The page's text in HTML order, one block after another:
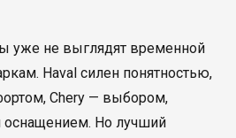
уже не выглядят временной
Haval силен понятностью,
Chery — выбором,
оснащением. Но лучший